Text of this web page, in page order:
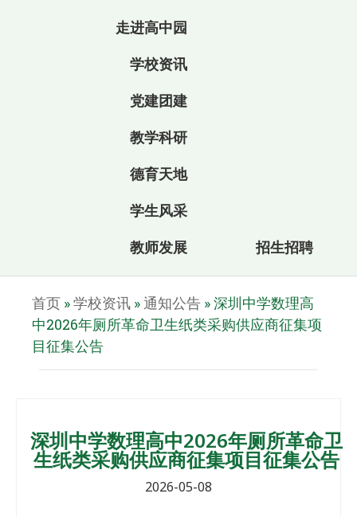
走进高中园
学校资讯
党建团建
教学科研
德育天地
学生风采
教师发展 招生招聘
首页 »学校资讯 »通知公告 »深圳中学数理高
中2026年厕所革命卫生纸类采购供应商征集项
目征集公告
深圳中学数理高中2026年厕所革命卫
生纸类采购供应商征集项目征集公告
2026-05-08